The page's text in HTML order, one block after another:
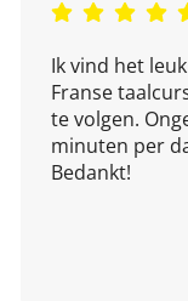
Ik vind het
Franse
te volgen.
minuten per
Bedankt!